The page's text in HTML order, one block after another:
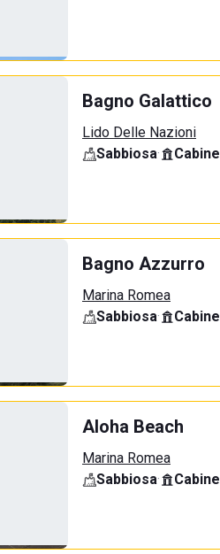
Bagno Galattico
Lido Delle Nazioni
Sabbiosa· Cabine
Bagno Azzurro
Marina Romea
Sabbiosa· Cabine
Aloha Beach
Marina Romea
Sabbiosa· Cabine